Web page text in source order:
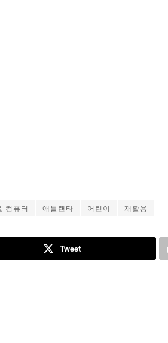
컴퓨터 애틀랜타 어린이 재활용
Tweet